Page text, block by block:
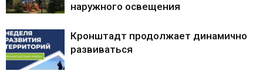
наружного освещения
Кронштадт продолжает динамично
развиваться